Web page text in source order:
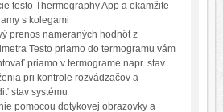
testo Thermography App a okamžite
s kolegami
prenos nameraných hodnôt z
Testo priamo do termogramu vám
priamo v termograme napr. stav
pri kontrole rozvádzačov a
stav systému
pomocou dotykovej obrazovky a